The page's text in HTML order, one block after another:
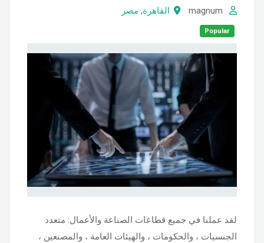
القاهرة, مصر
Popular
لقد عملنا في جميع قطاعات الصناعة والأعمال: متعدد
الجنسيات ، والحكومات ، والهيئات العامة ، والمصنعين ،